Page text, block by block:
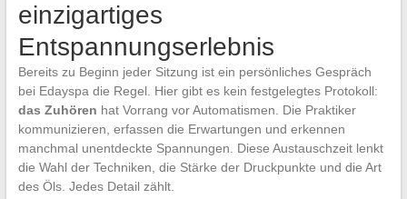
einzigartiges
Entspannungserlebnis
Bereits zu Beginn jeder Sitzung ist ein persönliches Gespräch
bei Edayspa die Regel. Hier gibt es kein festgelegtes Protokoll:
das Zuhören hat Vorrang vor Automatismen. Die Praktiker
kommunizieren, erfassen die Erwartungen und erkennen
manchmal unentdeckte Spannungen. Diese Austauschzeit lenkt
die Wahl der Techniken, die Stärke der Druckpunkte und die Art
des Öls. Jedes Detail zählt.